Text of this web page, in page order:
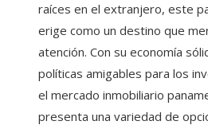
raíces en el extranjero, este
erige como un destino que
atención. Con su economía
políticas amigables para los
el mercado inmobiliario
presenta una variedad de